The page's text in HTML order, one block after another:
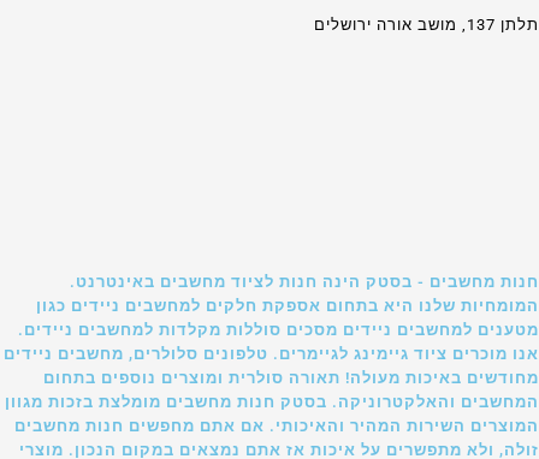
תלתן 137, מושב אורה ירושלים
חנות מחשבים - בסטק הינה חנות לציוד מחשבים באינטרנט.
המומחיות שלנו היא בתחום אספקת חלקים למחשבים ניידים כגון
מטענים למחשבים ניידים מסכים סוללות מקלדות למחשבים ניידים.
אנו מוכרים ציוד גיימינג לגיימרים. טלפונים סלולרים, מחשבים ניידים
מחודשים באיכות מעולה! תאורה סולרית ומוצרים נוספים בתחום
המחשבים והאלקטרוניקה. בסטק חנות מחשבים מומלצת בזכות מגוון
המוצרים השירות המהיר והאיכותי. אם אתם מחפשים חנות מחשבים
זולה, ולא מתפשרים על איכות אז אתם נמצאים במקום הנכון. מוצרי